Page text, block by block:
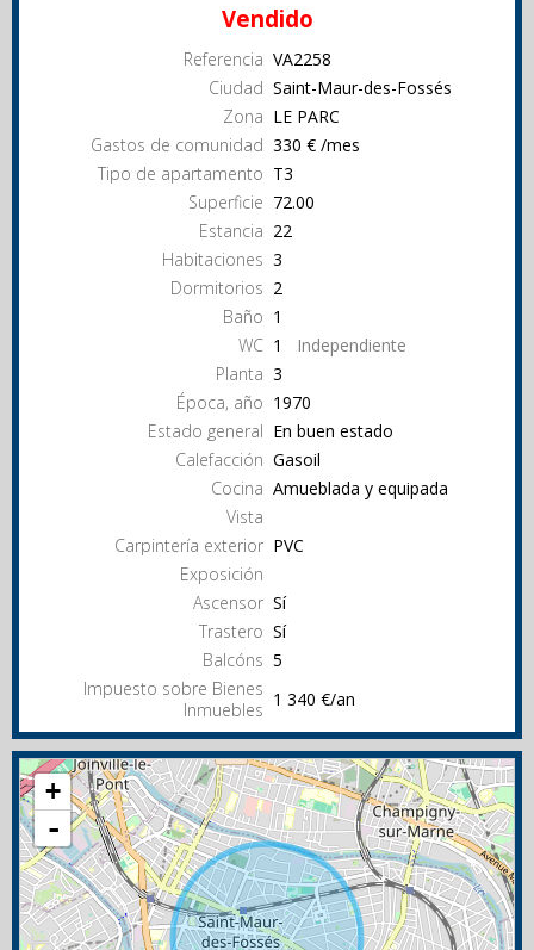
Vendido
Referencia VA2258
Ciudad Saint-Maur-des-Fossés
Zona LE PARC
Gastos de comunidad 330 € /mes
Tipo de apartamento T3
Superficie 72.00
Estancia 22
Habitaciones 3
Dormitorios 2
Baño 1
WC 1
Independiente
Planta 3
Época, año 1970
Estado general En buen estado
Calefacción Gasoil
Cocina Amueblada y equipada
Vista
Carpintería exterior PVC
Exposición
Ascensor Sí
Trastero Sí
Balcóns 5
Impuesto sobre Bienes
Inmuebles 1 340 €/an
+
-